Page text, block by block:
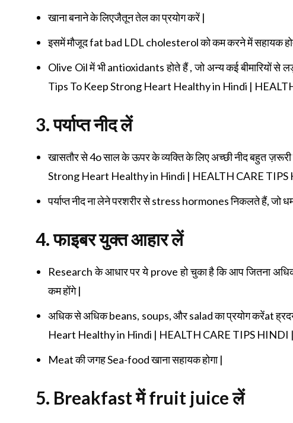
खाना बनाने के लिएजैतून तेल का प्रयोग करें |
इसमें मौजूद fat bad LDL cholesterol को कम करने में सहायक
Olive Oil में भी antioxidants होते हैं , जो अन्य कई बीमारियों
Tips To Keep Strong Heart Healthy in Hindi |
3.पर्याप्त नीद लें
खासतौर से 4o साल के ऊपर के व्यक्ति के लिए अच्छी नीद बहुत
Strong Heart Healthy in Hindi | HEALTH CARE TIPS
पर्याप्त नीद ना लेने परशरीर से stress hormones निकलते हैं, जो
4.फाइबर युक्त आहार लें
Research के आधार पर ये prove हो चुका है कि आप जितना
कम होंगे |
अधिक से अधिक beans, soups, और salad का प्रयोग करेंat
Heart Healthy in Hindi | HEALTH CARE TIPS HINDI |
Meat की जगह Sea-food खाना सहायक होगा |
5. Breakfastमेंfruit juiceलें